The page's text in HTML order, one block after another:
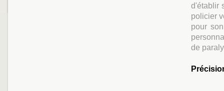
d'établir
policier
pour
de